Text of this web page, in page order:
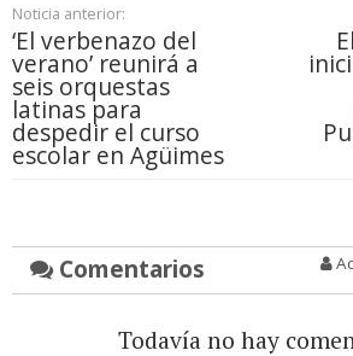
Noticia anterior:
‘El verbenazo del
verano’ reunirá a
seis orquestas
latinas para
despedir el curso
escolar en Agüimes
Comentarios
Todavía no hay